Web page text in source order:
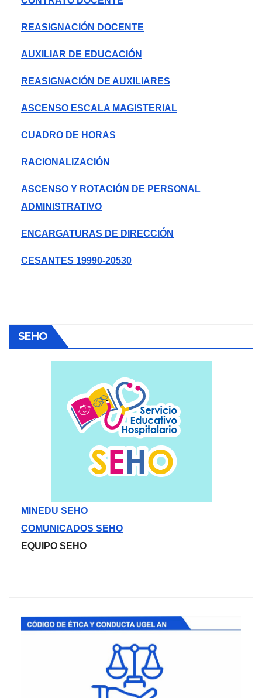
REASIGNACIÓN DOCENTE
AUXILIAR DE EDUCACIÓN
REASIGNACIÓN DE AUXILIARES
ASCENSO ESCALA MAGISTERIAL
CUADRO DE HORAS
RACIONALIZACIÓN
ASCENSO Y ROTACIÓN DE PERSONAL
ADMINISTRATIVO
ENCARGATURAS DE DIRECCIÓN
CESANTES 19990-20530
SEHO
MINEDU SEHO
COMUNICADOS SEHO
EQUIPO SEHO